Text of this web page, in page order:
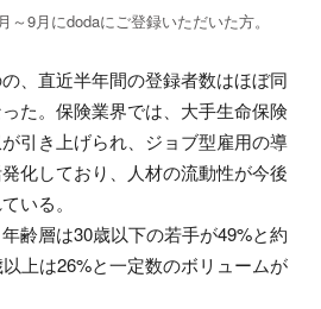
～9月にdodaにご登録いただいた方。
、直近半年間の登録者数はほぼ同
た。保険業界では、大手生命保険
引き上げられ、ジョブ型雇用の導
化しており、人材の流動性が今後
いる。
齢層は30歳以下の若手が49%と約
上は26%と一定数のボリュームが